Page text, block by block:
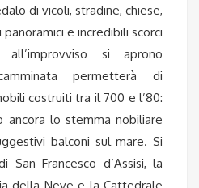
di vicoli, stradine, chiese,
e incredibili scorci
si aprono
permetterà di
costruiti tra il 700 e l’80:
ancora lo stemma nobiliare
balconi sul mare. Si
San Francesco d’Assisi, la